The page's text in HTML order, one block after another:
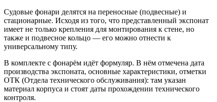
Судовые фонари делятся на переносные (подвесные) и
стационарные. Исходя из того, что представленный экспонат
имеет не только крепления для монтирования к стене, но
также и подвесное кольцо — его можно отнести к
универсальному типу.
В комплекте с фонарём идёт формуляр. В нём отмечена дата
производства экспоната, основные характеристики, отметки
ОТК (Отдела технического обслуживания): там указан
материал корпуса и стоят даты прохождении технического
контроля.